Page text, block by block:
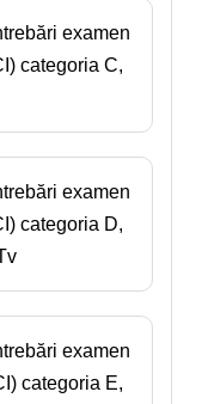
examen
categoria C,
examen
categoria D,
examen
categoria E,